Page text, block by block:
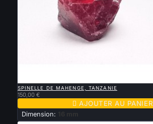
SPINELLE DE MAHENGE, TANZANIE
150,00 €
 AJOUTER AU PANIER
Dimension: 16 mm